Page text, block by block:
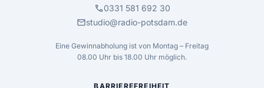
call0331 581 692 30
mailstudio@radio-potsdam.de
Eine Gewinnabholung ist von Montag – Freitag
08.00 Uhr bis 18.00 Uhr möglich.
BARRIEREFREIHEIT